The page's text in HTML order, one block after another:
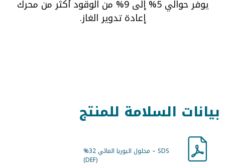
يوفر حوالي 5% إلى 9% من الوقود أكثر من محرك
إعادة تدوير الغاز.
بيانات السلامة للمنتج
SDS – محلول اليوريا المائي 32%
(DEF)